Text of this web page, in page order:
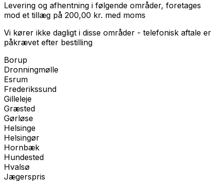
Levering og afhentning i følgende områder, foretages
mod et tillæg på 200,00 kr. med moms
Vi kører ikke dagligt i disse områder - telefonisk aftale er
påkrævet efter bestilling
Borup
Dronningmølle
Esrum
Frederikssund
Gilleleje
Græsted
Gørløse
Helsinge
Helsingør
Hornbæk
Hundested
Hvalsø
Jægerspris